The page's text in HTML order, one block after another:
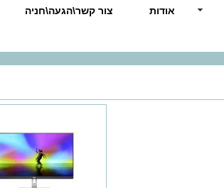
אודות צור קשר\הגעה\חניה